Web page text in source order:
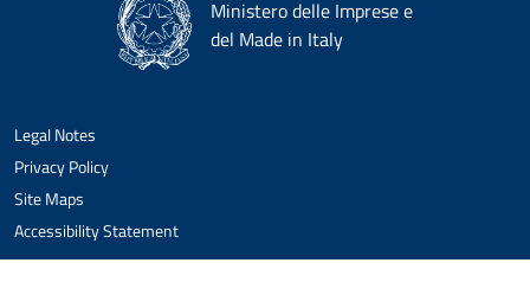
Ministero delle Imprese e
del Made in Italy
Legal Notes
Privacy Policy
Site Maps
Accessibility Statement